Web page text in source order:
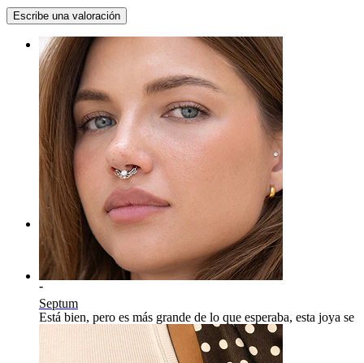
Ombligo
Septum
Escribe una valoración
Rating
Pregunta
¿habrá alguna vez también en negro?
Nick Compra verificada
Traducido con IA Ver original
Rating
-
Está bien, pero es más grande de lo que esperaba, esta joya se
ve gigante en mi nariz.